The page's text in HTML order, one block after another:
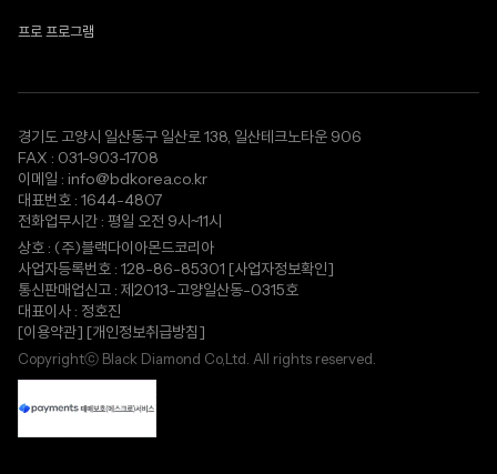
프로 프로그램
경기도 고양시 일산동구 일산로 138, 일산테크노타운 906
FAX : 031-903-1708
이메일 : info@bdkorea.co.kr
대표번호 : 1644-4807
전화업무시간 : 평일 오전 9시~11시
상호 : (주)블랙다이아몬드코리아
사업자등록번호 : 128-86-85301 [사업자정보확인]
통신판매업신고 : 제2013-고양일산동-0315호
대표이사 : 정호진
[이용약관] [개인정보취급방침]
Copyrightⓒ Black Diamond Co,Ltd. All rights reserved.